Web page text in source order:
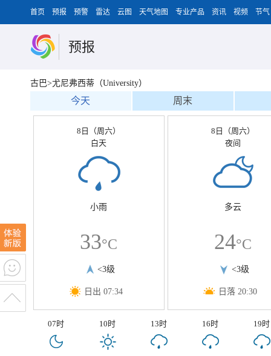
首页 预报 预警 雷达 云图 天气地图 专业产品 资讯 视频 节气
预报
古巴>尤尼弗西蒂（University）
今天 周末
8日（周六）
白天
小雨
33°C
<3级
日出 07:34
8日（周六）
夜间
多云
24°C
<3级
日落 20:30
07时 10时 13时 16时 19时